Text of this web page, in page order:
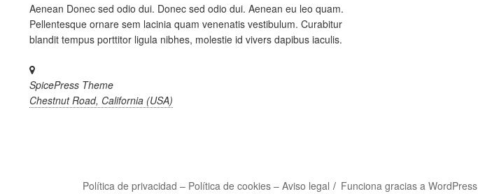
Aenean Donec sed odio dui. Donec sed odio dui. Aenean eu leo quam.
Pellentesque ornare sem lacinia quam venenatis vestibulum. Curabitur
blandit tempus porttitor ligula nibhes, molestie id vivers dapibus iaculis.
SpicePress Theme
Chestnut Road, California (USA)
Política de privacidad – Política de cookies – Aviso legal Funciona gracias a WordPress